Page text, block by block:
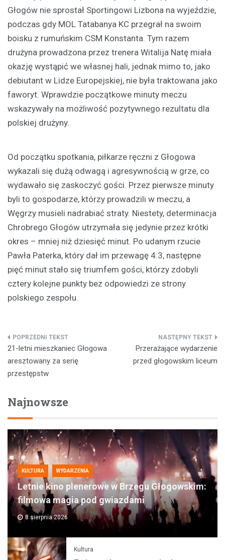
Głogów nie sprostał Sportingowi Lizbona na wyjeździe,
podczas gdy MOL Tatabanya KC przegrał na swoim
boisku z rumuńskim CSM Konstanta. Tym razem
drużyna prowadzona przez trenera Witalija Natę miała
okazję wystąpić we własnej hali, jednak mimo to, jako
debiutant w Lidze Europejskiej, nie była traktowana jako
faworyt. Wprawdzie początkowe minuty meczu
wskazywały na możliwość pozytywnego rezultatu dla
polskiej drużyny.
Od początku spotkania, piłkarze ręczni z Głogowa
wykazali się dużą odwagą i agresywnością w grze, co
wydawało się zaskoczyć gości. Przez pierwsze minuty
byli to gospodarze, którzy prowadzili w meczu, a
Węgrzy musieli nadrabiać straty. Niestety, determinacja
Chrobrego Głogów utrzymała się jedynie przez krótki
okres – mniej niż dziesięć minut. Po udanym rzucie
Pawła Paterka, który dał im przewagę 4:3, następne
pięć minut stało się triumfem gości, którzy zdobyli
cztery kolejne punkty bez odpowiedzi ze strony
polskiego zespołu.
Nawigacja
wpisu
21-letni mieszkaniec Głogowa
aresztowany za serię
przestępstw
Przerażające wydarzenie
przed głogowskim liceum
Najnowsze
KULTURA WYDARZENIA
Letnie kino plenerowe w Brzegu Głogowskim:
filmowa magia pod gwiazdami
8 sierpnia 2026
Kultura